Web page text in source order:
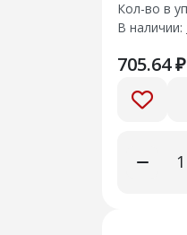
Кол-во в
В наличии:
705.64 ₽